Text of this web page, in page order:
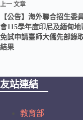
上一 文章
【公告】海外聯合招生委
會115學年度印尼及緬甸地
免試申請臺師大僑先部錄
結果
友站連結
教育部